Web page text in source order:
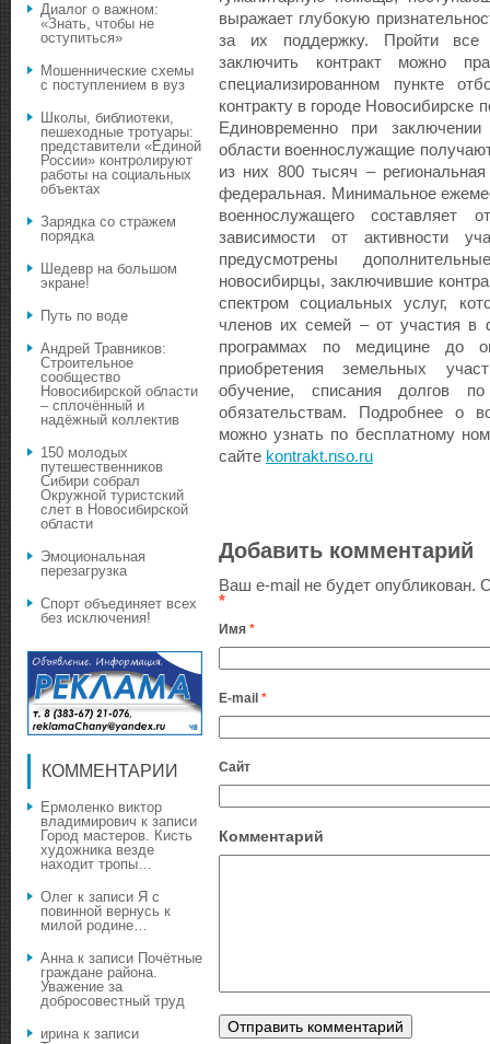
выражает глубокую
за их поддержку. Пройти все
заключить контракт можно
специализированном пункте
контракту в городе
Единовременно при
области военнослужащие
из них 800 тысяч –
федеральная. Минимальное
военнослужащего
зависимости от активности
предусмотрены
новосибирцы, заключившие
спектром социальных услуг,
членов их семей – от участия в
программах по медицине до
приобретения земельных
обучение, списания долгов
обязательствам. Подробнее о
можно узнать по бесплатному
сайте kontrakt.nso.ru
Добавить комментарий
Ваш e-mail не будет опубликован.
*
Имя *
E-mail *
Сайт
Комментарий
Диалог о важном:
«Знать, чтобы не
оступиться»
Мошеннические схемы
с поступлением в вуз
Школы, библиотеки,
пешеходные тротуары:
представители «Единой
России» контролируют
работы на социальных
объектах
Зарядка со стражем
порядка
Шедевр на большом
экране!
Путь по воде
Андрей Травников:
Строительное
сообщество
Новосибирской области
– сплочённый и
надёжный коллектив
150 молодых
путешественников
Сибири собрал
Окружной туристский
слет в Новосибирской
области
Эмоциональная
перезагрузка
Спорт объединяет всех
без исключения!
КОММЕНТАРИИ
Ермоленко виктор
владимирович к записи
Город мастеров. Кисть
художника везде
находит тропы…
Олег к записи Я с
повинной вернусь к
милой родине…
Аннак записи Почётные
граждане района.
Уважение за
добросовестный труд
иринак записи